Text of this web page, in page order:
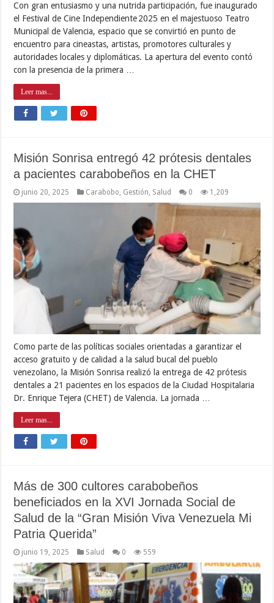
Con gran entusiasmo y una nutrida participación, fue inaugurado
el Festival de Cine Independiente 2025 en el majestuoso Teatro
Municipal de Valencia, espacio que se convirtió en punto de
encuentro para cineastas, artistas, promotores culturales y
autoridades locales y diplomáticas. La apertura del evento contó
con la presencia de la primera …
Leer mas...
Misión Sonrisa entregó 42 prótesis dentales
a pacientes carabobeños en la CHET
junio 20, 2025 Carabobo, Gestión, Salud 0 1,209
Como parte de las políticas sociales orientadas a garantizar el
acceso gratuito y de calidad a la salud bucal del pueblo
venezolano, la Misión Sonrisa realizó la entrega de 42 prótesis
dentales a 21 pacientes en los espacios de la Ciudad Hospitalaria
Dr. Enrique Tejera (CHET) de Valencia. La jornada …
Leer mas...
Más de 300 cultores carabobeños
beneficiados en la XVI Jornada Social de
Salud de la “Gran Misión Viva Venezuela Mi
Patria Querida”
junio 19, 2025 Salud 0 559